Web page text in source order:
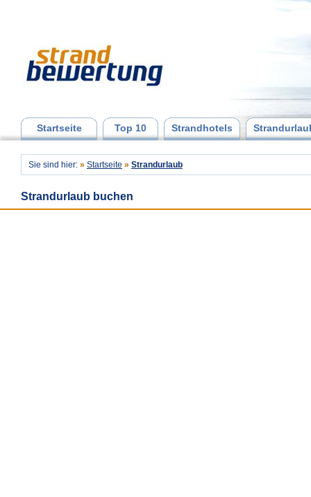
Startseite Top 10 Strandhotels
Sie sind hier: » Startseite » Strandurlaub
Strandurlaub buchen